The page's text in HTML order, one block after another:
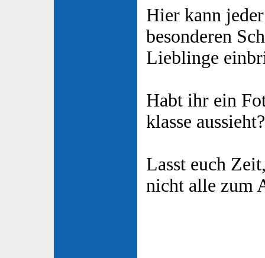
Hier kann
besonderen
Lieblinge
Habt ihr ein
klasse
Lasst euch
nicht alle zum